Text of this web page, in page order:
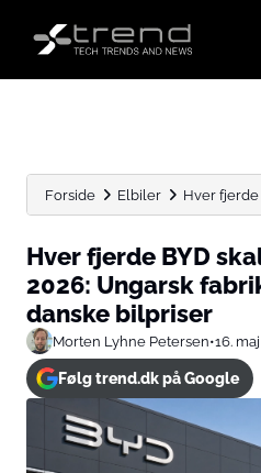
Forside Elbiler Hver fjerde
Hver fjerde BYD
2026: Ungarsk
danske bilpriser
Morten Lyhne Petersen•16.
Følg trend.dk på Google